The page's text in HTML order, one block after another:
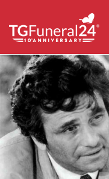
content